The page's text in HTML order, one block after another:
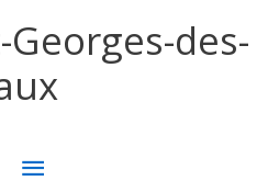
Georges-des-
MENU